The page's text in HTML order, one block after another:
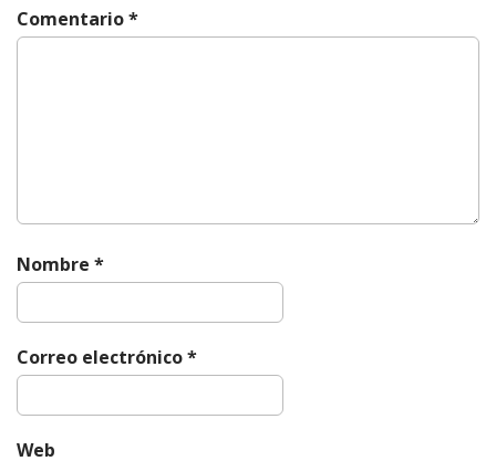
Comentario*
Nombre *
Correo electrónico*
Web